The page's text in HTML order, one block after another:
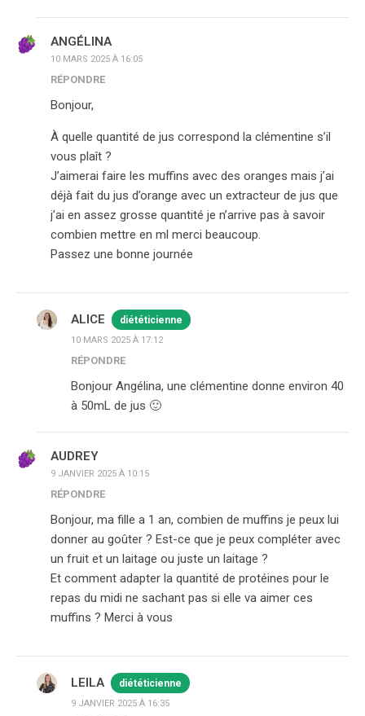
ANGÉLINA
10 MARS 2025 À 16:05
RÉPONDRE
Bonjour,
À quelle quantité de jus correspond la clémentine s’il
vous plaît ?
J’aimerai faire les muffins avec des oranges mais j’ai
déjà fait du jus d’orange avec un extracteur de jus que
j’ai en assez grosse quantité je n’arrive pas à savoir
combien mettre en ml merci beaucoup.
Passez une bonne journée
ALICE diététicienne
10 MARS 2025 À 17:12
RÉPONDRE
Bonjour Angélina, une clémentine donne environ 40
à 50mL de jus 🙂
AUDREY
9 JANVIER 2025 À 10:15
RÉPONDRE
Bonjour, ma fille a 1 an, combien de muffins je peux lui
donner au goûter ? Est-ce que je peux compléter avec
un fruit et un laitage ou juste un laitage ?
Et comment adapter la quantité de protéines pour le
repas du midi ne sachant pas si elle va aimer ces
muffins ? Merci à vous
LEILA diététicienne
9 JANVIER 2025 À 16:35